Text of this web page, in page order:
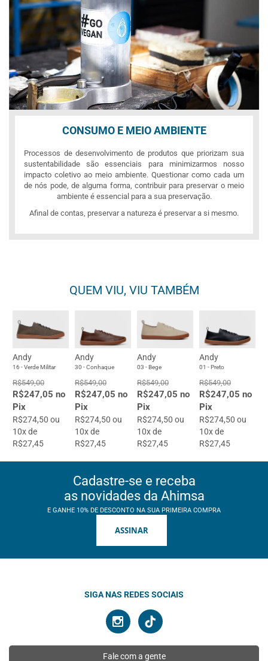
CONSUMO E MEIO AMBIENTE
Processos de desenvolvimento de produtos que priorizam sua
sustentabilidade são essenciais para minimizarmos nosso
impacto coletivo ao meio ambiente. Questionar como cada um
de nós pode, de alguma forma, contribuir para preservar o meio
ambiente é essencial para a sua preservação.
Afinal de contas, preservar a natureza é preservar a si mesmo.
QUEM VIU, VIU TAMBÉM
Andy
16 - Verde Militar
R$549,00
R$247,05 no
Pix
R$274,50 ou
10x de
R$27,45
Andy
30 - Conhaque
R$549,00
R$247,05 no
Pix
R$274,50 ou
10x de
R$27,45
Andy
03 - Bege
R$549,00
R$247,05 no
Pix
R$274,50 ou
10x de
R$27,45
Andy
01 - Preto
R$549,00
R$247,05 no
Pix
R$274,50 ou
10x de
R$27,45
Cadastre-se e receba
as novidades da Ahimsa
E GANHE 10% DE DESCONTO NA SUA PRIMEIRA COMPRA
ASSINAR
SIGA NAS REDES SOCIAIS
Fale com a gente